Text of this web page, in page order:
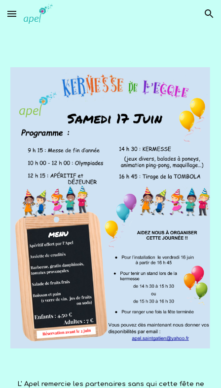
Skip to main content Skip to navigation
L' Apel remercie les partenaires sans qui cette fête ne